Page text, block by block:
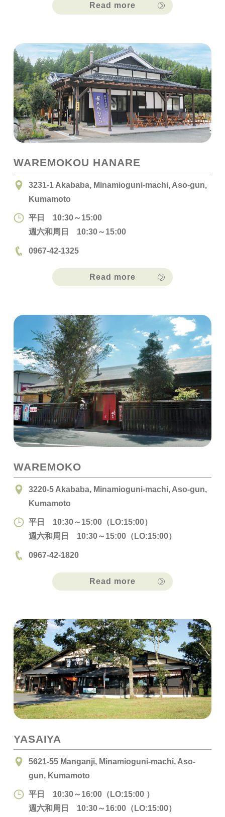
Read more
WAREMOKOU HANARE
Read more
3231-1 Akababa, Minamioguni-machi, Aso-gun,
Kumamoto
平日 10:30～15:00
週六和周日 10:30～15:00
0967-42-1325
WAREMOKO
Read more
3220-5 Akababa, Minamioguni-machi, Aso-gun,
Kumamoto
平日 10:30～15:00（LO:15:00）
週六和周日 10:30～15:00（LO:15:00）
0967-42-1820
YASAIYA
5621-55 Manganji, Minamioguni-machi, Aso-
gun, Kumamoto
平日 10:30～16:00（LO:15:00 ）
週六和周日 10:30～16:00（LO:15:00）